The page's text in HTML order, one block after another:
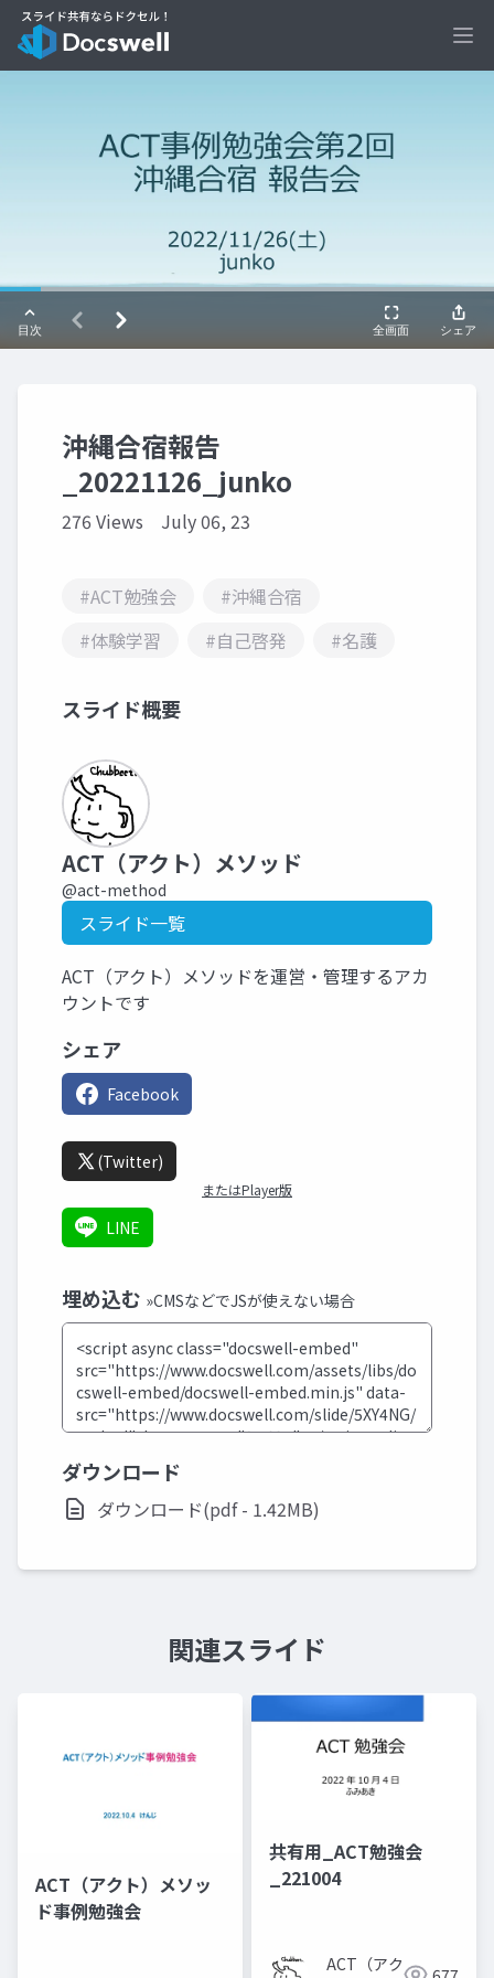
沖縄合宿報告
_20221126_junko
276 Views July 06, 23
#ACT勉強会
#沖縄合宿
#体験学習
#自己啓発 #名護
スライド概要
ACT（アクト）メソッド
@act-method
スライド一覧
ACT（アクト）メソッドを運営・管理するアカ
ウントです
シェア
Facebook
(Twitter)
またはPlayer版
LINE
埋め込む »CMSなどでJSが使えない場合
ダウンロード
ダウンロード(pdf - 1.42MB)
関連スライド
ACT（アクト）メソッ
ド事例勉強会
共有用_ACT勉強会
_221004
ACT（アク